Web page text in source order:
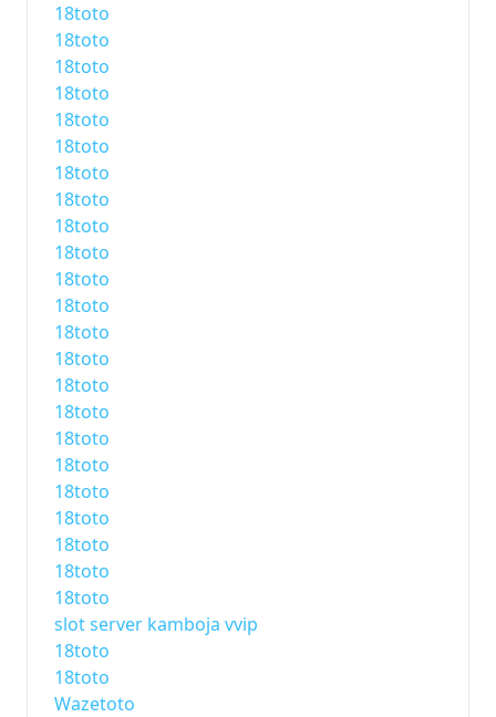
18toto
18toto
18toto
18toto
18toto
18toto
18toto
18toto
18toto
18toto
18toto
18toto
18toto
18toto
18toto
18toto
18toto
18toto
18toto
18toto
18toto
18toto
18toto
slot server kamboja vvip
18toto
18toto
Wazetoto